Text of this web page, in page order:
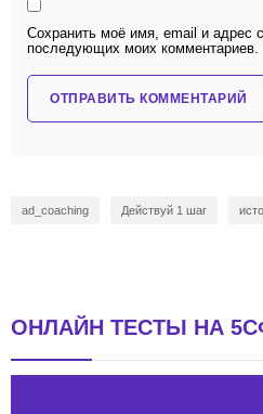
Сохранить моё имя, email и адрес
последующих моих комментариев.
ad_coaching Действуй 1 шаг
ОНЛАЙН ТЕСТЫ НА